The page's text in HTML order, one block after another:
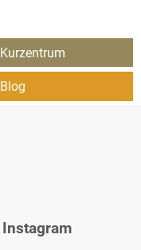
Kurzentrum
Blog
Instagram